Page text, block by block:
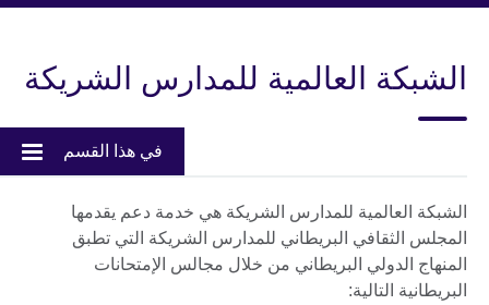
الشبكة العالمية للمدارس الشريكة
في هذا القسم
الشبكة العالمية للمدارس الشريكة هي خدمة دعم يقدمها
المجلس الثقافي البريطاني للمدارس الشريكة التي تطبق
المنهاج الدولي البريطاني من خلال مجالس الإمتحانات
البريطانية التالية: